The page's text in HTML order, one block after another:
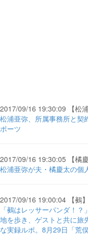
2017/09/16 19:30:09 【松浦
松浦亜弥、所属事務所と契
ポーツ
2017/09/16 19:30:05 【橘慶
松浦亜弥が夫・橘慶太の個
2017/09/16 19:00:04 【鵺】
「鵺はレッサーパンダ！
地を歩き、ゲストと共に旅
な実録ルポ。8月29日「荒